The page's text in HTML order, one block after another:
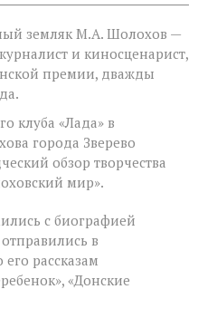
земляк М.А. Шолохов —
и киносценарист,
премии, дважды
клуба «Лада» в
города Зверево
обзор творчества
мир».
с биографией
в
рассказам
«Донские